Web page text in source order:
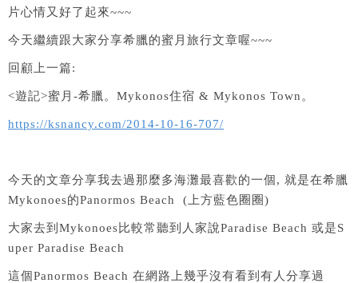
片心情又好了起來~~~
今天繼續跟大家分享希臘的蜜月旅行文章喔~~~
回顧上一篇:
<遊記>蜜月-希臘。Mykonos住宿 & Mykonos Town。
https://ksnancy.com/2014-10-16-707/
今天的文章分享我去過那麼多海灘最喜歡的一個, 就是在希臘
Mykonoes的Panormos Beach (上方藍色圈圈)
大家去到Mykonoes比較常聽到人家說Paradise Beach 或是S
uper Paradise Beach
這個Panormos Beach 在網路上幾乎沒有看到有人分享過